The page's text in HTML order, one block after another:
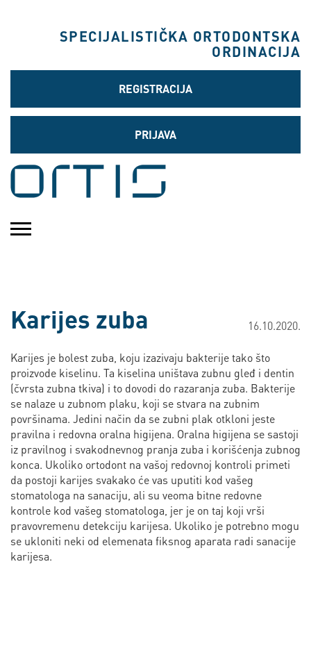
SPECIJALISTIČKA ORTODONTSKA
ORDINACIJA
REGISTRACIJA
PRIJAVA
16.10.2020.
Karijes zuba
Karijes je bolest zuba, koju izazivaju bakterije tako što
proizvode kiselinu. Ta kiselina uništava zubnu gleđ i dentin
(čvrsta zubna tkiva) i to dovodi do razaranja zuba. Bakterije
se nalaze u zubnom plaku, koji se stvara na zubnim
površinama. Jedini način da se zubni plak otkloni jeste
pravilna i redovna oralna higijena. Oralna higijena se sastoji
iz pravilnog i svakodnevnog pranja zuba i korišćenja zubnog
konca. Ukoliko ortodont na vašoj redovnoj kontroli primeti
da postoji karijes svakako će vas uputiti kod vašeg
stomatologa na sanaciju, ali su veoma bitne redovne
kontrole kod vašeg stomatologa, jer je on taj koji vrši
pravovremenu detekciju karijesa. Ukoliko je potrebno mogu
se ukloniti neki od elemenata fiksnog aparata radi sanacije
karijesa.